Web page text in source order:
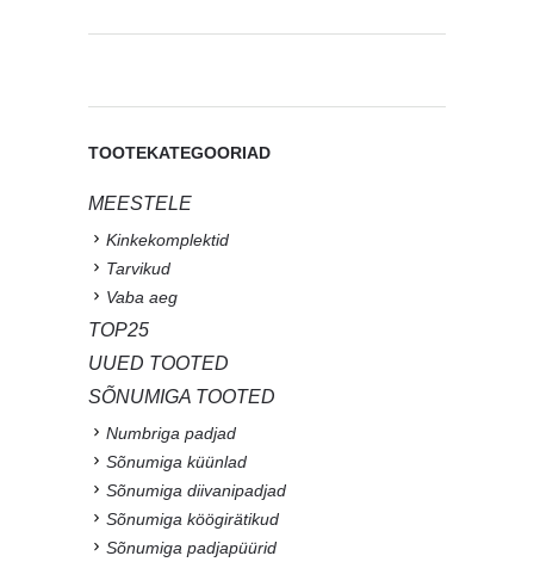
TOOTEKATEGOORIAD
MEESTELE
Kinkekomplektid
Tarvikud
Vaba aeg
TOP25
UUED TOOTED
SÕNUMIGA TOOTED
Numbriga padjad
Sõnumiga küünlad
Sõnumiga diivanipadjad
Sõnumiga köögirätikud
Sõnumiga padjapüürid